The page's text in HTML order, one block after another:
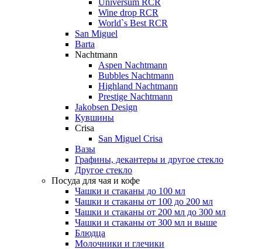
Wine drop RCR
World`s Best RCR
San Miguel
Barta
Nachtmann
Aspen Nachtmann
Bubbles Nachtmann
Highland Nachtmann
Prestige Nachtmann
Jakobsen Design
Кувшины
Crisa
San Miguel Crisa
Вазы
Графины, декантеры и другое стекло
Другое стекло
Посуда для чая и кофе
Чашки и стаканы до 100 мл
Чашки и стаканы от 100 до 200 мл
Чашки и стаканы от 200 мл до 300 мл
Чашки и стаканы от 300 мл и выше
Блюдца
Молочники и глечики